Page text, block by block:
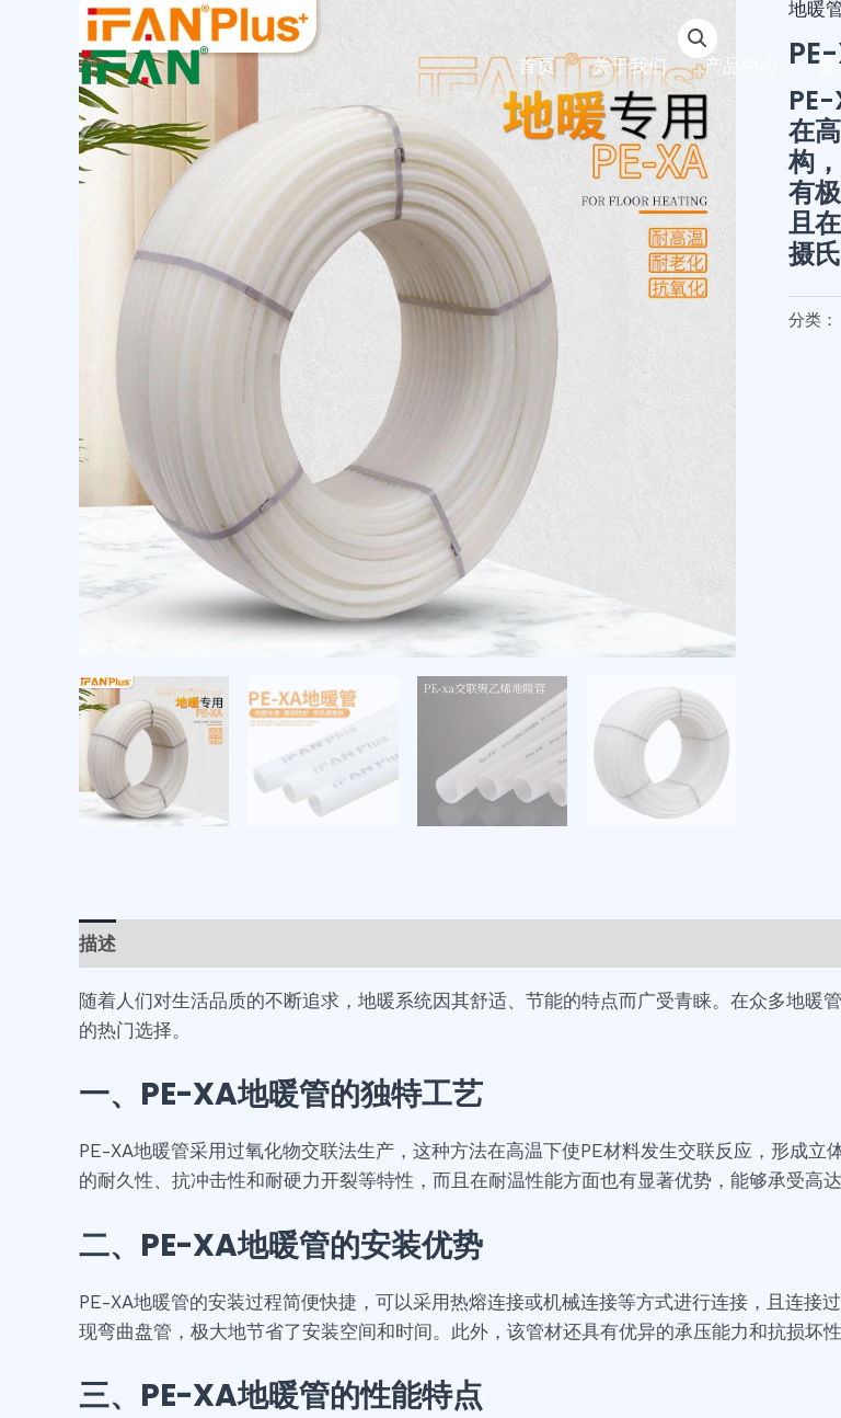
首页 关于我们 产品中心 资
地暖
在
构
有
且
摄
分类：
描述
随着人们对生活品质的不断追求，地暖系统因其舒适、节能的特点而广受青睐。在众多地暖
的热门选择。
一、PE-XA地暖管的独特工艺
PE-XA地暖管采用过氧化物交联法生产，这种方法在高温下使PE材料发生交联反应，形成
的耐久性、抗冲击性和耐硬力开裂等特性，而且在耐温性能方面也有显著优势，能够承受高
二、PE-XA地暖管的安装优势
PE-XA地暖管的安装过程简便快捷，可以采用热熔连接或机械连接等方式进行连接，且连接
现弯曲盘管，极大地节省了安装空间和时间。此外，该管材还具有优异的承压能力和抗损坏
三、PE-XA地暖管的性能特点